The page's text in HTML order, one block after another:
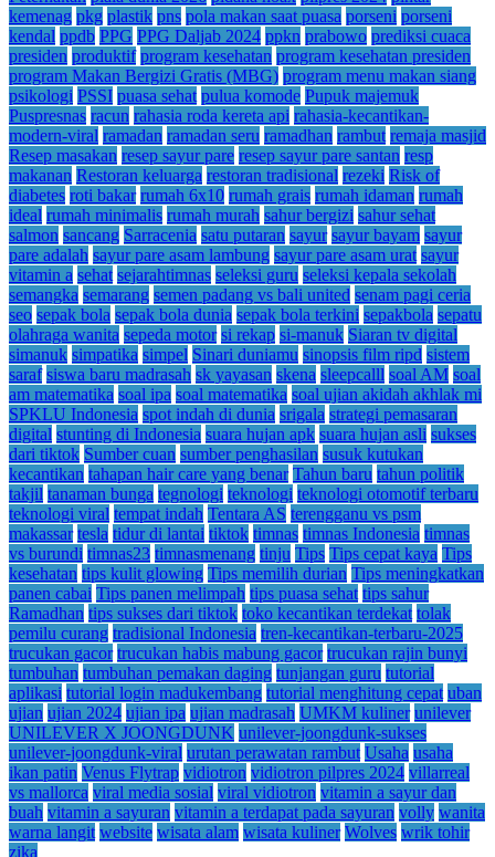
kemenag pkg plastik pns pola makan saat puasa porseni porseni
kendal ppdb PPG PPG Daljab 2024 ppkn prabowo prediksi cuaca
presiden produktif program kesehatan program kesehatan presiden
program Makan Bergizi Gratis (MBG) program menu makan siang
psikologi PSSI puasa sehat pulua komode Pupuk majemuk
Puspresnas racun rahasia roda kereta api rahasia-kecantikan-
modern-viral ramadan ramadan seru ramadhan rambut remaja masjid
Resep masakan resep sayur pare resep sayur pare santan resp
makanan Restoran keluarga restoran tradisional rezeki Risk of
diabetes roti bakar rumah 6x10 rumah grais rumah idaman rumah
ideal rumah minimalis rumah murah sahur bergizi sahur sehat
salmon sancang Sarracenia satu putaran sayur sayur bayam sayur
pare adalah sayur pare asam lambung sayur pare asam urat sayur
vitamin a sehat sejarahtimnas seleksi guru seleksi kepala sekolah
semangka semarang semen padang vs bali united senam pagi ceria
seo sepak bola sepak bola dunia sepak bola terkini sepakbola sepatu
olahraga wanita sepeda motor si rekap si-manuk Siaran tv digital
simanuk simpatika simpel Sinari duniamu sinopsis film ripd sistem
saraf siswa baru madrasah sk yayasan skena sleepcalll soal AM soal
am matematika soal ipa soal matematika soal ujian akidah akhlak mi
SPKLU Indonesia spot indah di dunia srigala strategi pemasaran
digital stunting di Indonesia suara hujan apk suara hujan asli sukses
dari tiktok Sumber cuan sumber penghasilan susuk kutukan
kecantikan tahapan hair care yang benar Tahun baru tahun politik
takjil tanaman bunga tegnologi teknologi teknologi otomotif terbaru
teknologi viral tempat indah Tentara AS terengganu vs psm
makassar tesla tidur di lantai tiktok timnas timnas Indonesia timnas
vs burundi timnas23 timnasmenang tinju Tips Tips cepat kaya Tips
kesehatan tips kulit glowing Tips memilih durian Tips meningkatkan
panen cabai Tips panen melimpah tips puasa sehat tips sahur
Ramadhan tips sukses dari tiktok toko kecantikan terdekat tolak
pemilu curang tradisional Indonesia tren-kecantikan-terbaru-2025
trucukan gacor trucukan habis mabung gacor trucukan rajin bunyi
tumbuhan tumbuhan pemakan daging tunjangan guru tutorial
aplikasi tutorial login madukembang tutorial menghitung cepat uban
ujian ujian 2024 ujian ipa ujian madrasah UMKM kuliner unilever
UNILEVER X JOONGDUNK unilever-joongdunk-sukses
unilever-joongdunk-viral urutan perawatan rambut Usaha usaha
ikan patin Venus Flytrap vidiotron vidiotron pilpres 2024 villarreal
vs mallorca viral media sosial viral vidiotron vitamin a sayur dan
buah vitamin a sayuran vitamin a terdapat pada sayuran volly wanita
warna langit website wisata alam wisata kuliner Wolves wrik tohir
zika